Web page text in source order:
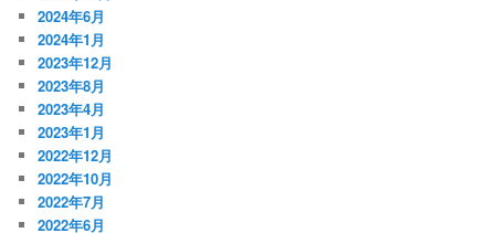
2024年6月
2024年1月
2023年12月
2023年8月
2023年4月
2023年1月
2022年12月
2022年10月
2022年7月
2022年6月